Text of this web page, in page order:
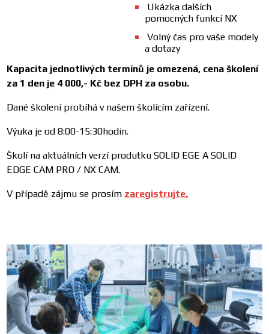
Ukázka dalších
pomocných funkcí NX
Volný čas pro vaše modely
a dotazy
Kapacita jednotlivých termínů je omezená, cena školení
za 1 den je 4 000,- Kč bez DPH za osobu.
Dané školení probíhá v našem školícím zařízení.
Výuka je od 8:00-15:30hodin.
Školí na aktuálních verzí produtku SOLID EGE A SOLID
EDGE CAM PRO / NX CAM.
V případě zájmu se prosím zaregistrujte.